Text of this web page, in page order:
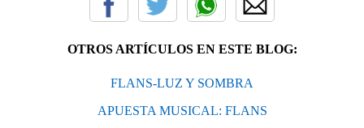
OTROS ARTÍCULOS EN ESTE BLOG:
FLANS-LUZ Y SOMBRA
APUESTA MUSICAL: FLANS